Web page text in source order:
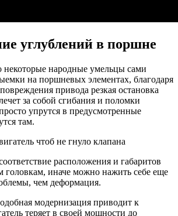
углублений в поршне
некоторые народные умельцы сами
на поршневых элементах, благодаря
привода резкая остановка
за собой сгибания и поломки
упрутся в предусмотренные
там.
расположения и габаритов
головкам, иначе можно нажить себе еще
чем деформация.
модернизация приводит к
теряет в своей мощности до